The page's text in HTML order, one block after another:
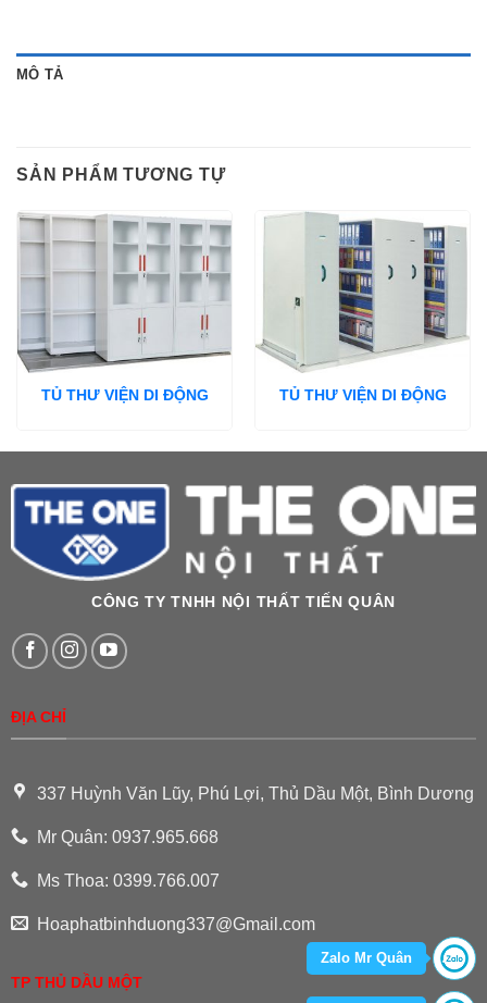
MÔ TẢ
SẢN PHẨM TƯƠNG TỰ
TỦ THƯ VIỆN DI ĐỘNG TỦ THƯ VIỆN DI ĐỘNG
CÔNG TY TNHH NỘI THẤT TIẾN QUÂN
ĐỊA CHỈ
337 Huỳnh Văn Lũy, Phú Lợi, Thủ Dầu Một, Bình Dương
Mr Quân: 0937.965.668
Ms Thoa: 0399.766.007
Hoaphatbinhduong337@Gmail.com
TP THỦ DẦU MỘT
Zalo Mr Quân